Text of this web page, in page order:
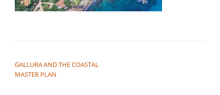
GALLURA AND THE COASTAL
MASTER PLAN